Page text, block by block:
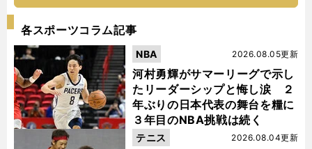
各スポーツコラム記事
河村勇輝がサマーリーグで示し
たリーダーシップと悔し涙 ２
年ぶりの日本代表の舞台を糧に
３年目のNBA挑戦は続く
2026.08.05更新
NBA
2026.08.04更新
テニス